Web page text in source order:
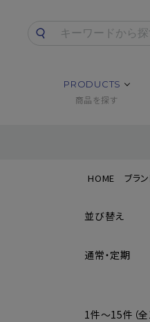
PRODUCTS
商品を探す
HOME ブラ
並び替え
通常・定期
1件～15件（全